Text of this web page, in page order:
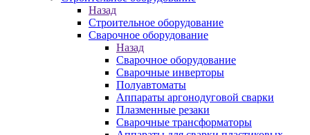
Назад
Строительное оборудование
Сварочное оборудование
Назад
Сварочное оборудование
Сварочные инверторы
Полуавтоматы
Аппараты аргонодуговой сварки
Плазменные резаки
Сварочные трансформаторы